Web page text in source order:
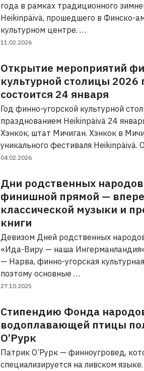
года в рамках традиционного
Heikinpäivä, прошедшего в Финско-
культурном центре. …
11.02.2026
Открытие мероприятий
культурной столицы 2026
состоится 24 января
Год финно-угорской культурной
празднованием Heikinpäivä 24
Хэнкок, штат Мичиган. Хэнкок в
уникального фестиваля Heikinpäivä.
04.02.2026
Дни родственных
финишной прямой —
классической музыки и
книги
Девизом Дней родственных
«Ида-Виру — наша
— Нарва, финно-угорская
поэтому основные …
27.10.2025
Стипендию Фонда
водоплавающей птицы
О’Рурк
Патрик О’Рурк — финноугровед,
специализируется на ливском